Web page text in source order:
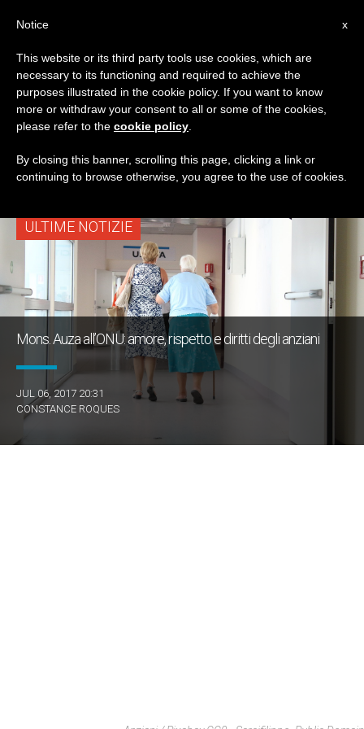
TAG
Posts Tagged
‘assistenza Anziani’
ULTIME NOTIZIE
Mons. Auza all’ONU: amore, rispetto e diritti degli anziani
JUL 06, 2017 20:31
CONSTANCE ROQUES
x
Notice
This website or its third party tools use cookies, which are
necessary to its functioning and required to achieve the
purposes illustrated in the cookie policy. If you want to know
more or withdraw your consent to all or some of the cookies,
please refer to the cookie policy
By closing this banner, scrolling this page, clicking a link or
continuing to browse otherwise, you agree to the use of cookies.